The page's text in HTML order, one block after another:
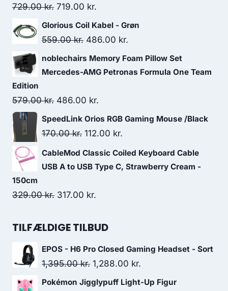
729.00kr. Original
price
was:
719.00 kr.
price
is:
Glorious Coil Kabel - Grøn
559.00kr. Original
price
was:
486.00 kr.
price
is:
noblechairs Memory Foam Pillow Set
Mercedes-AMG Petronas Formula One Team
Edition
579.00kr. Original
price
was:
486.00 kr.
price
is:
SpeedLink Orios RGB Gaming Mouse /Black
170.00kr. Original
price
was:
112.00 kr.
price
is:
CableMod Classic Coiled Keyboard Cable
USB A to USB Type C, Strawberry Cream -
150cm
329.00kr. Original
was:
317.00 kr.
is:
TILFÆLDIGE TILBUD
EPOS - H6 Pro Closed Gaming Headset - Sort
1,395.00kr. Original
price
1,288.00 kr.
price
Pokémon Jigglypuff Light-Up Figur